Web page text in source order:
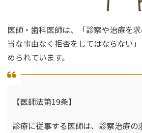
医師・歯科医師は、「診察や治療を
当な事由なく拒否をしてはならない
められています。
【医師法第19条】
診療に従事する医師は、診察治療の